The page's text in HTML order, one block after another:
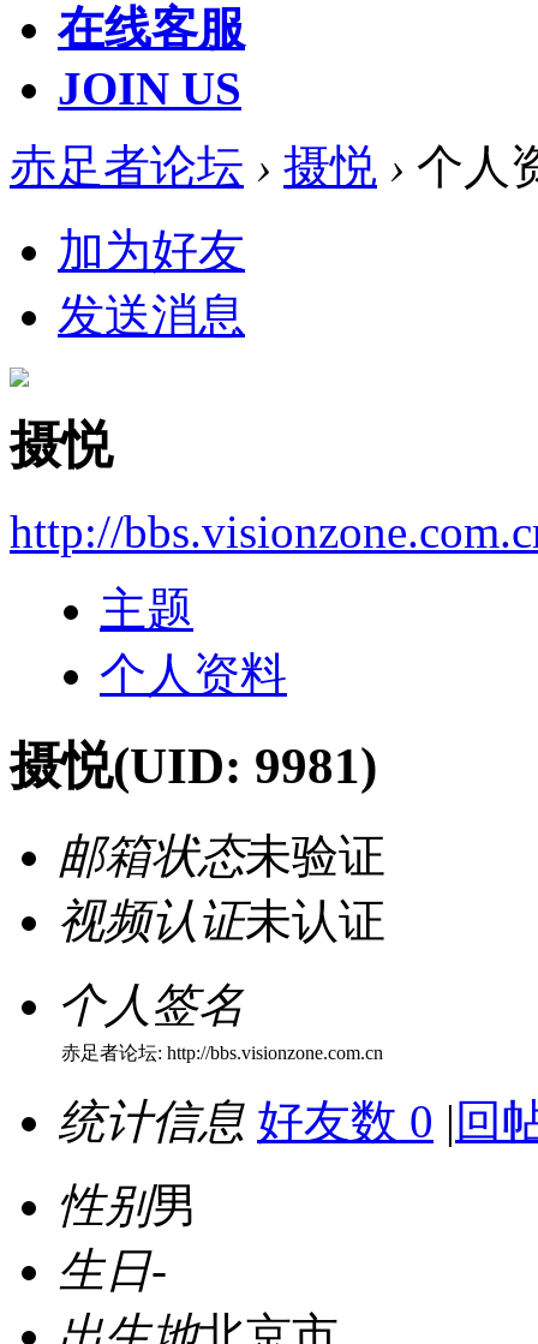
在线客服
JOIN US
赤足者论坛 › 摄悦 › 个人
加为好友
发送消息
摄悦
http://
主题
个人资料
摄悦(UID: 9981)
邮箱状态未验证
视频认证未认证
个人签名
赤足者论坛: http://bbs.visionzone.com.cn
统计信息 好友数 0 | 回
性别男
生日-